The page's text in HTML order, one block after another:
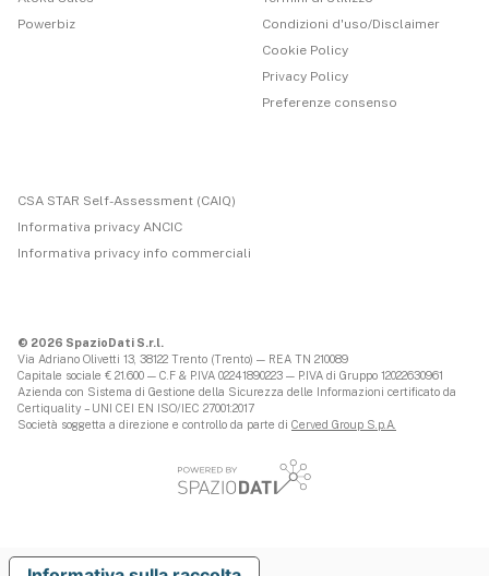
Powerbiz
Condizioni d'uso/Disclaimer
Cookie Policy
Privacy Policy
Preferenze consenso
CSA STAR Self-Assessment (CAIQ)
Informativa privacy ANCIC
Informativa privacy info commerciali
© 2026 SpazioDati S.r.l.
Via Adriano Olivetti 13, 38122 Trento (Trento) — REA TN 210089
Capitale sociale € 21.600 — C.F & P.IVA 02241890223 — P.IVA di Gruppo 12022630961
Azienda con Sistema di Gestione della Sicurezza delle Informazioni certificato da
Certiquality – UNI CEI EN ISO/IEC 27001:2017
Società soggetta a direzione e controllo da parte di Cerved Group S.p.A.